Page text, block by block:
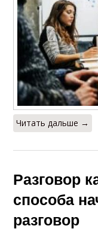
Читать дальше →
Разговор
способа
разговор